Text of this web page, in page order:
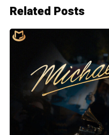
Related Posts